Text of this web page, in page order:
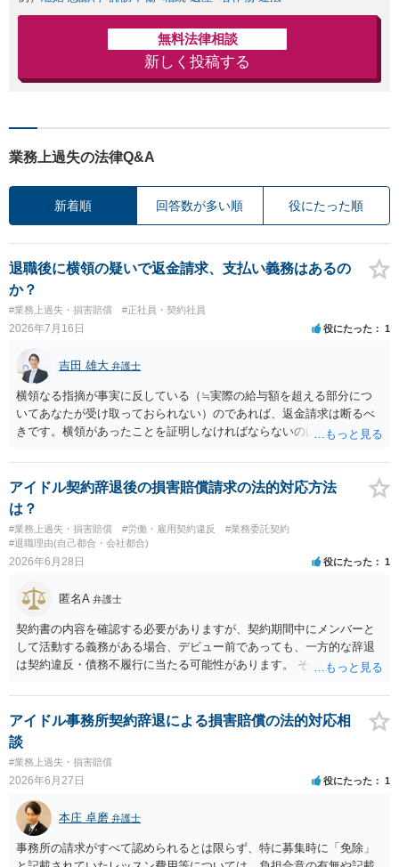
無料法律相談
新しく投稿する
業務上過失の法律Q&A
新着順 回答数が多い順 役にたった順
退職後に横領の疑いで返金請求、支払い義務はあるの
か？
#業務上過失・損害賠償 #正社員・契約社員
2026年7月16日 役にたった 1
吉田 雄大 弁護士
横領なる指摘が事実に反している（≒実際の給与額を超える部分につ
いてあなたが受け取っておられない）のであれば、返金請求は断るべ
きです。横領があったことを証明しなければならないのは会社側なの
アイドル契約辞退後の損害賠償請求の法的対応方法
は？
#業務上過失・損害賠償 #労働・雇用契約違反
#業務委託契約
#退職理由(自己都合・会社都合)
2026年6月28日 役にたった 1
匿名A 弁護士
契約書の内容を確認する必要がありますが、契約期間中にメンバーと
して活動する義務がある場合、デビュー前であっても、一方的な辞退
は契約違反・債務不履行に当たる可能性があります。 そのため、運営
費用、ライブ準備費用、レッスン関係費用なども、辞退によって実際
に追加で発生した合理的費用であれば、損害として主張される可能性
があります。 もっとも、運営側の請求額がそのまま認められるわけで
はありません。各費目について、具体的な損害、金額、辞退との因果
関係を示す必要があります。特に「レッスン費用無料」と表示されて
いた場合、辞退後に講師代やスタジオ代を当然に全額請求できるかは
慎重な検討が必要です。 また「家庭の事情」が正当な辞退理由になる
かは、その具体的内容によります。介護、転居、健康問題など、活動
継続が客観的に困難といえる事情があるかが重要です。 未成年であれ
ば、契約時に親権者の同意があったか、契約期間・活動義務・中途辞
アイドル事務所契約辞退による損害賠償の法的対応相
談
#業務上過失・損害賠償
2026年6月27日 役にたった 1
本庄 卓磨 弁護士
事務所の請求がすべて認められるとは限らず、特に募集時に「免除」